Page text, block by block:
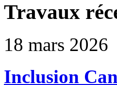
Travaux
18 mars 2026
Inclusion